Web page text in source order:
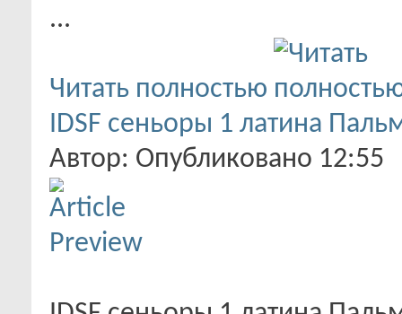
...
Читать полностью
IDSF сеньоры 1 латина
Автор: Опубликовано